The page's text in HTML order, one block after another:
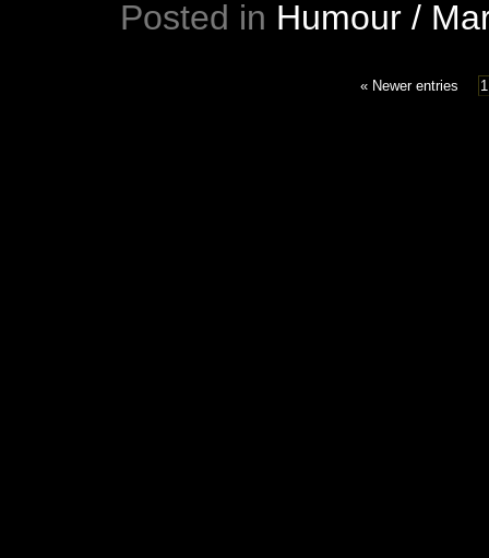
Posted in Humour /
« Newer entries 1